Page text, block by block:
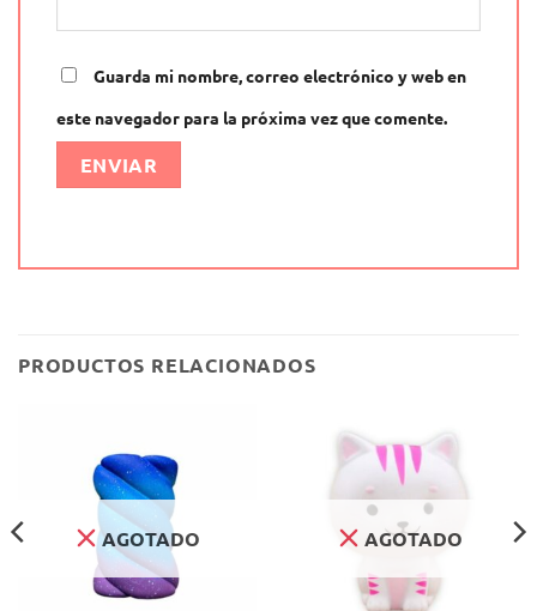
Guarda mi nombre, correo electrónico y web en
este navegador para la próxima vez que comente.
PRODUCTOS RELACIONADOS
AGOTADO AGOTADO